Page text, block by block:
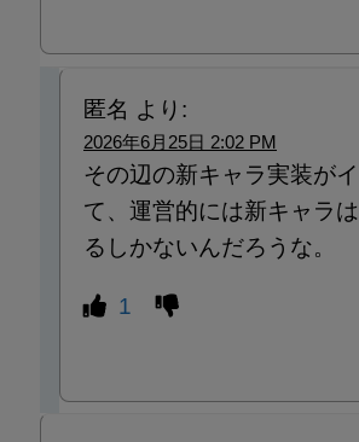
匿名 より:
2026年6月25日 2:02 PM
その辺の新キャラ実装が
て、運営的には新キャラ
るしかないんだろうな。
1